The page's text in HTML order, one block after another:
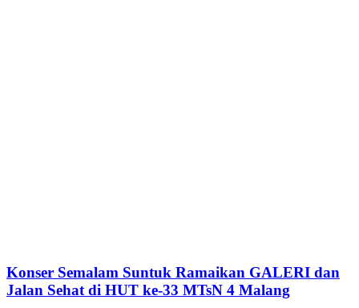
Konser Semalam Suntuk Ramaikan GALERI dan
Jalan Sehat di HUT ke-33 MTsN 4 Malang